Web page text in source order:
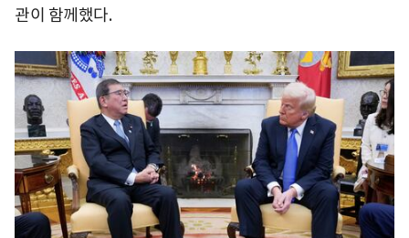
관이 함께했다.